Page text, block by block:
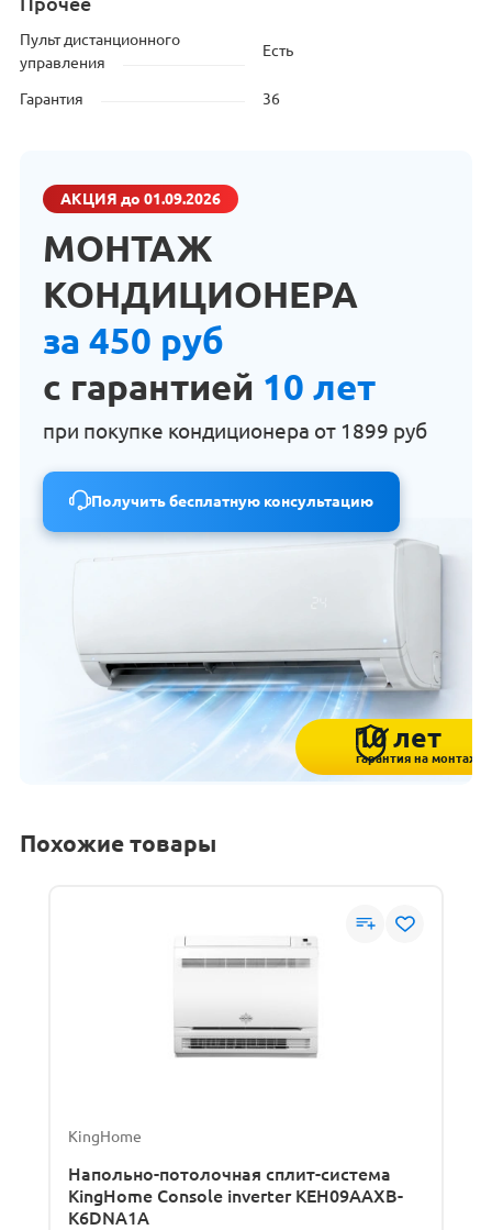
Пульт дистанционного
управления
Есть
Гарантия 36
АКЦИЯ до 01.09.2026
МОНТАЖ
КОНДИЦИОНЕРА
за 450 руб
с гарантией 10 лет
при покупке кондиционера от 1899 руб
Получить бесплатную консультацию
10 лет
гарантия на монтаж
Похожие товары
KingHome
Напольно-потолочная сплит-система
KingHome Console inverter KEH09AAXB-
K6DNA1A